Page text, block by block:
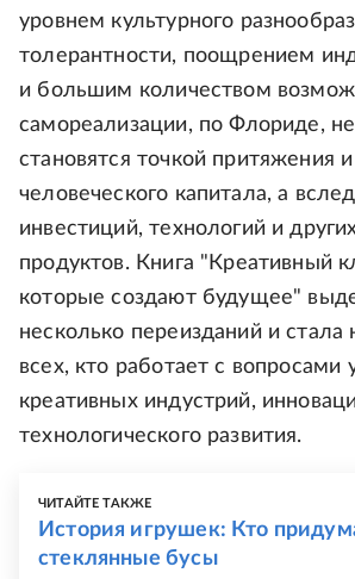
уровнем культурного
толерантности, поощрением
и большим количеством
самореализации, по Флориде,
становятся точкой притяжения и
человеческого капитала, а
инвестиций, технологий и
продуктов. Книга "Креативный
которые создают будущее"
несколько переизданий и стала
всех, кто работает с вопросами
креативных индустрий,
технологического развития.
ЧИТАЙТЕ ТАКЖЕ
История игрушек: Кто
стеклянные бусы